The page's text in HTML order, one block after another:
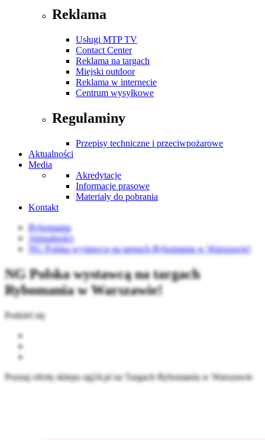
Reklama
Usługi MTP TV
Contact Center
Reklama na targach
Miejski outdoor
Reklama w internecie
Centrum wysyłkowe
Regulaminy
Przepisy techniczne i przeciwpożarowe
Aktualności
Media
Akredytacje
Informacje prasowe
Materiały do pobrania
Kontakt
Rybomania
Aktualności
NG Polska wystawcą na targach Rybomania w Warszawie!
NG Polska wystawcą na targach
Rybomania w Warszawie!
Podziel się
Poznaj ofertę sklepu ng24.pl na Targach Rybomania w Warszawie